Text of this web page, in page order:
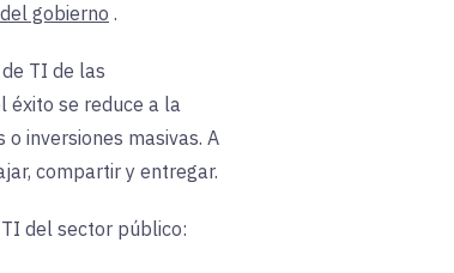
gobierno .
TI de las
éxito se reduce a la
inversiones masivas. A
compartir y entregar.
del sector público: